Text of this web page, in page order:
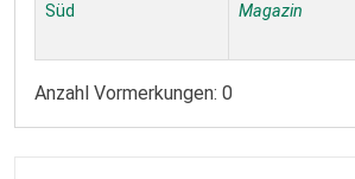
Süd
Magazin
Anzahl Vormerkungen: 0